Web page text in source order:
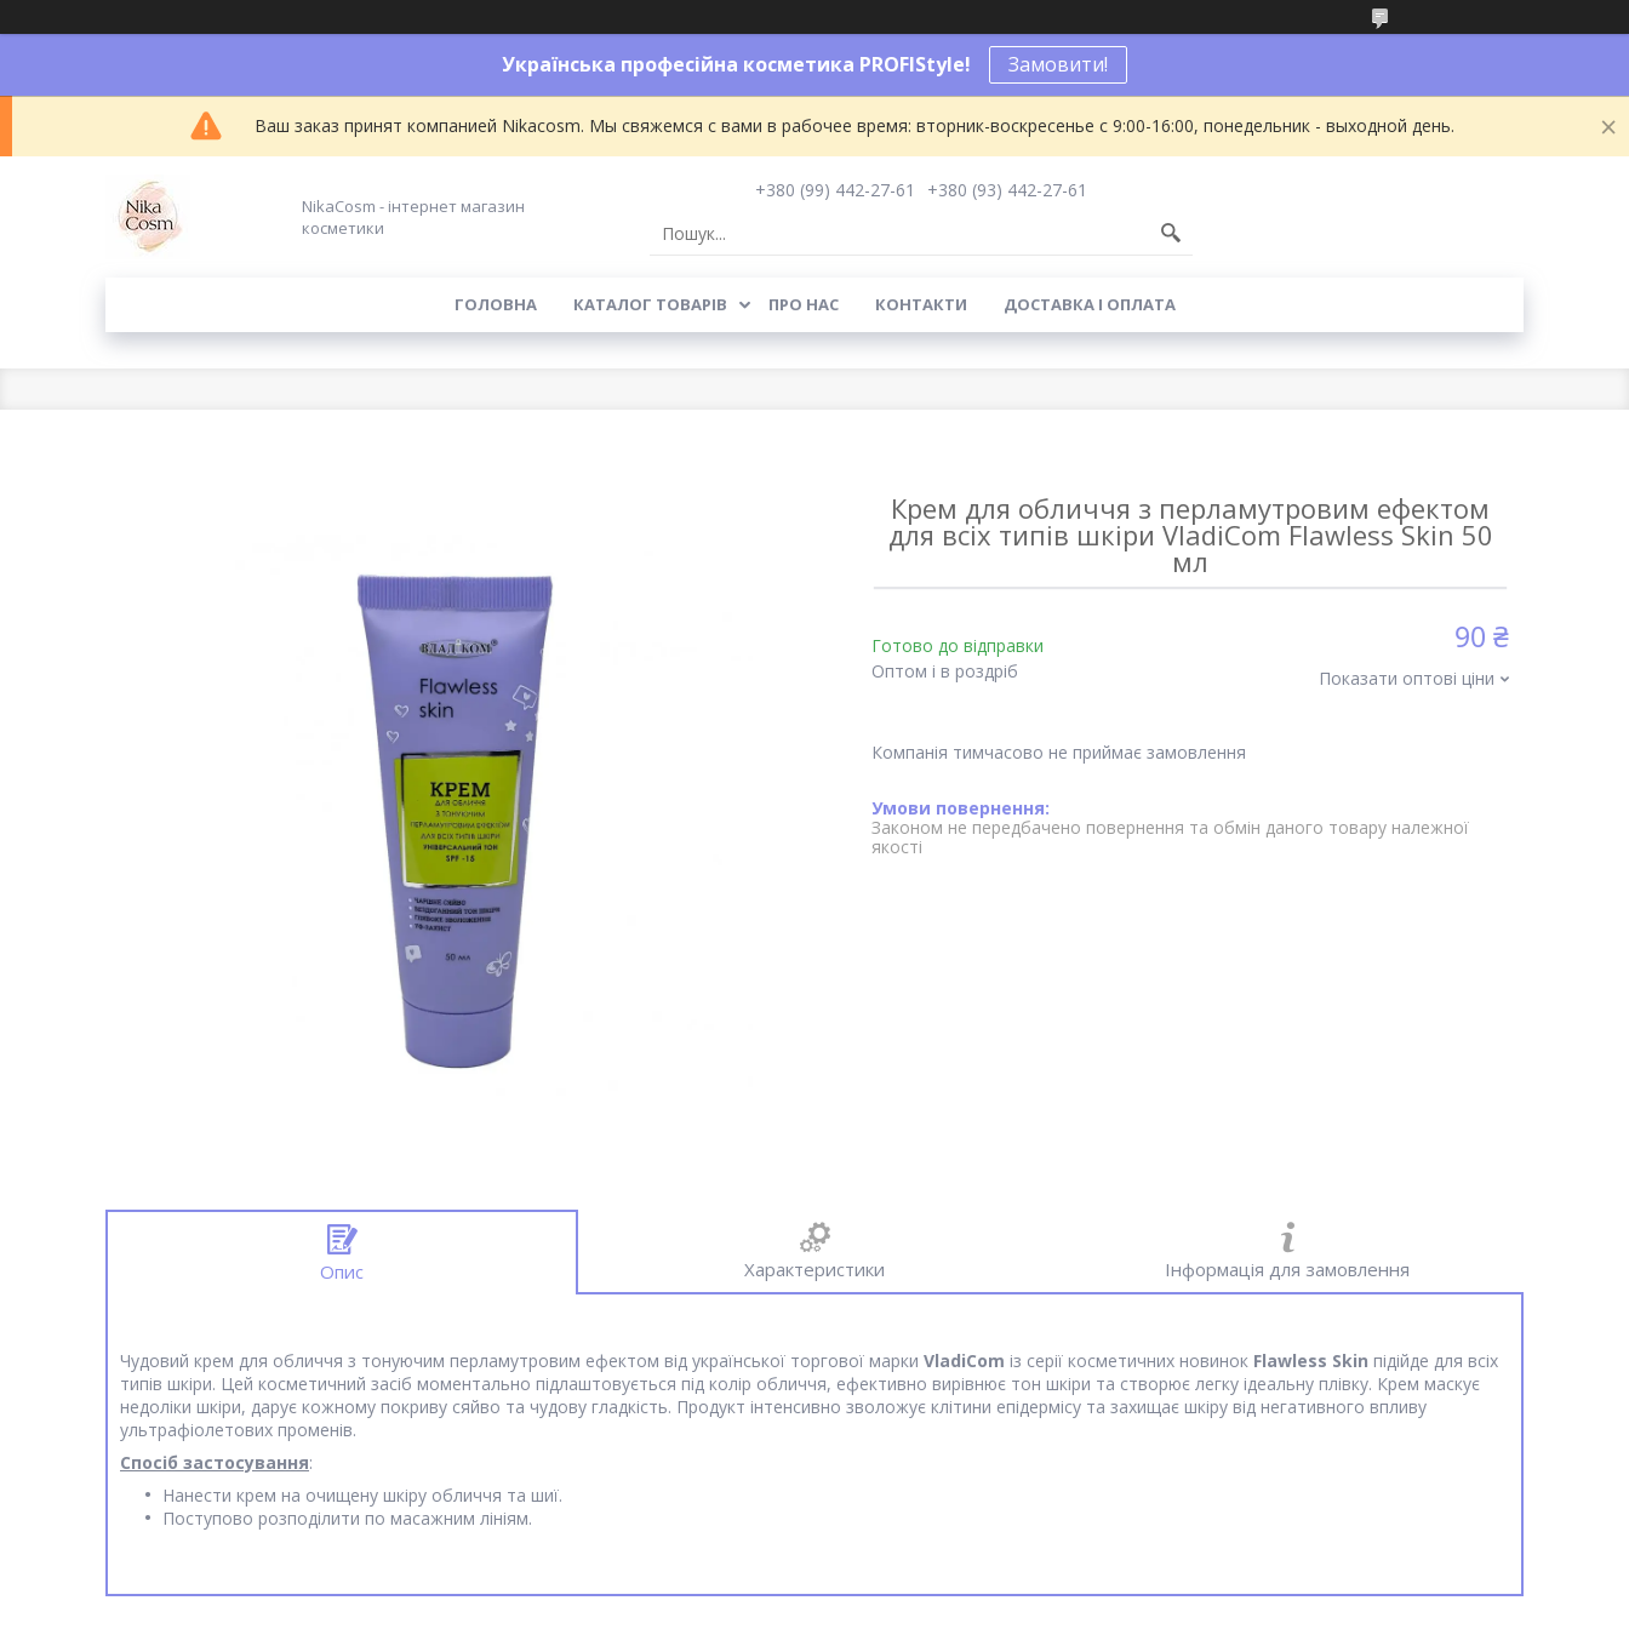
Українська професійна косметика PROFIStyle! Замовити!
Ваш заказ принят компанией Nikacosm. Мы свяжемся с вами в рабочее время: вторник-воскресенье с 9:00-16:00, понедельник - выходной день.
NikaCosm - інтернет магазин
косметики
+380 (99) 442-27-61 +380 (93) 442-27-61
ГОЛОВНА КАТАЛОГ ТОВАРІВ ПРО НАС КОНТАКТИ ДОСТАВКА І ОПЛАТА
Крем для обличчя з перламутровим ефектом
для всіх типів шкіри VladiCom Flawless Skin 50
мл
Готово до відправки
Оптом і в роздріб
90 ₴
Показати оптові ціни
Компанія тимчасово не приймає замовлення
Законом не передбачено повернення та обмін даного товару належної
якості
Опис Характеристики Інформація для замовлення
Чудовий крем для обличчя з тонуючим перламутровим ефектом від української торгової марки VladiCom із серії косметичних новинок Flawless Skin підійде для всіх
типів шкіри. Цей косметичний засіб моментально підлаштовується під колір обличчя, ефективно вирівнює тон шкіри та створює легку ідеальну плівку. Крем маскує
недоліки шкіри, дарує кожному покриву сяйво та чудову гладкість. Продукт інтенсивно зволожує клітини епідермісу та захищає шкіру від негативного впливу
ультрафіолетових променів.
Спосіб застосування:
Нанести крем на очищену шкіру обличчя та шиї.
Поступово розподілити по масажним лініям.